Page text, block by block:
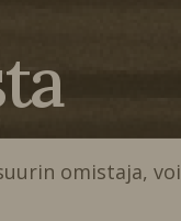
omistaja, voi